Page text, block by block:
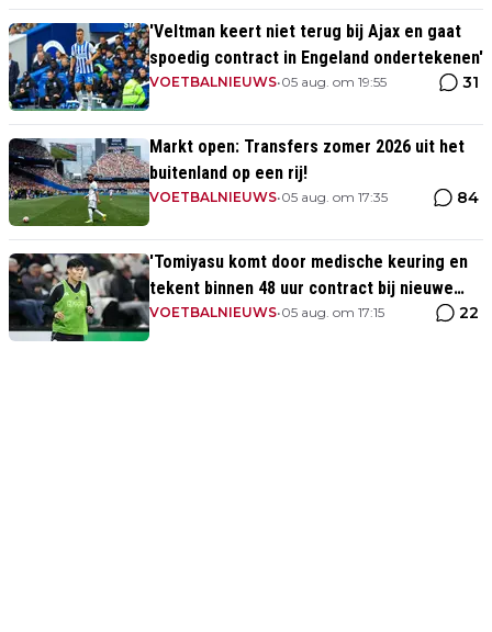
'Veltman keert niet terug bij Ajax en gaat
spoedig contract in Engeland ondertekenen'
VOETBALNIEUWS•05 aug. om 19:55 31
Markt open: Transfers zomer 2026 uit het
buitenland op een rij!
VOETBALNIEUWS•05 aug. om 17:35 84
'Tomiyasu komt door medische keuring en
tekent binnen 48 uur contract bij nieuwe
club'
VOETBALNIEUWS•05 aug. om 17:15 22